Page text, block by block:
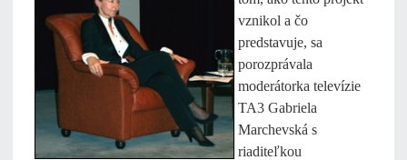
vznikol a čo
predstavuje, sa
porozprávala
moderátorka televízie
TA3 Gabriela
Marchevská s
riaditeľkou